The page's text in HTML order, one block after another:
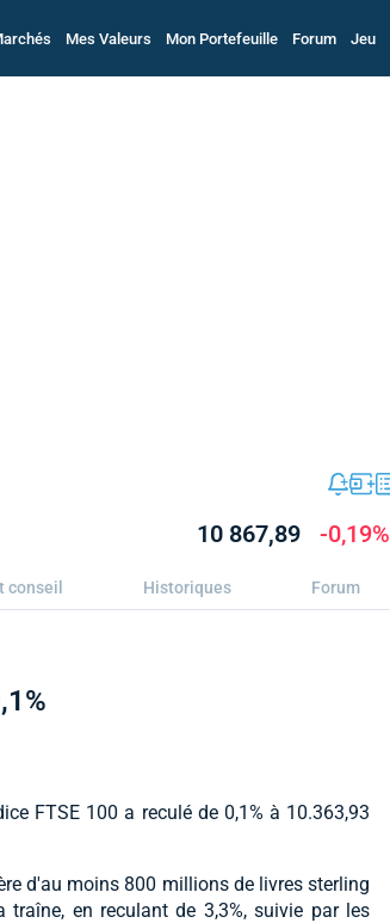
Mes Valeurs Mon Portefeuille Forum Jeu
10 867,89 -0,19%
conseil Historiques Forum
FTSE 100 a reculé de 0,1% à 10.363,93
d'au moins 800 millions de livres sterling
en reculant de 3,3%, suivie par les